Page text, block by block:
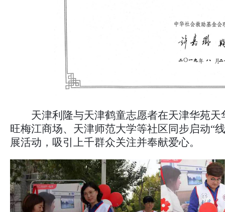
天津利隆与天津鹤童志愿者在天津华苑天
旺梅江商场、天津师范大学等社区同步启动“
展活动，吸引上千群众关注并奉献爱心。